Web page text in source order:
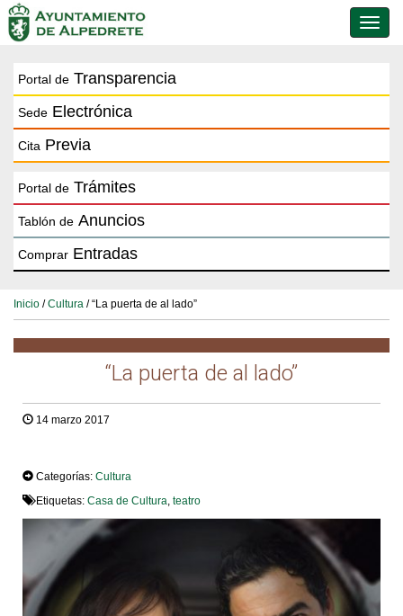
de
Portal de Transparencia
Sede Electrónica
Cita Previa
Portal de Trámites
Tablón de Anuncios
Comprar Entradas
Inicio /Cultura / “La puerta de al lado”
“La puerta de al lado”
14 marzo 2017
Categorías: Cultura
Etiquetas: Casa de Cultura teatro